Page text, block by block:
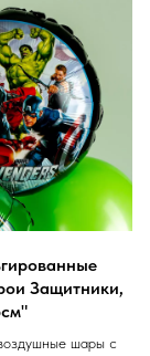
Защитники,
шары с